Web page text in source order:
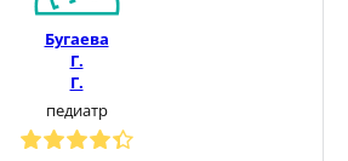
Бугаева
Г.
Г.
педиатр